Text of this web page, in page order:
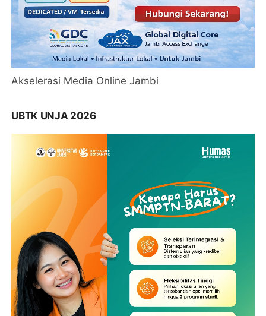
Akselerasi Media Online Jambi
UBTK UNJA 2026